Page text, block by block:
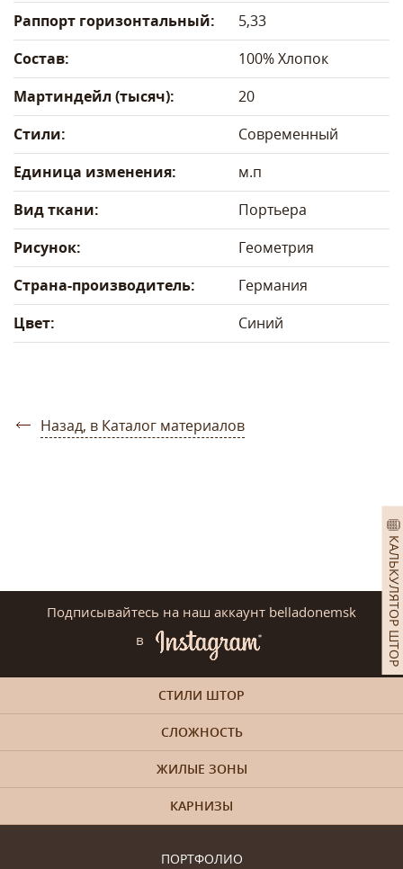
КАЛЬКУЛЯТОР ШТОР
Раппорт горизонтальный:
5,33
Состав:
100% Хлопок
Мартиндейл (тысяч):
20
Стили:
Современный
Единица изменения:
м.п
Вид ткани:
Портьера
Рисунок:
Геометрия
Страна-производитель:
Германия
Цвет:
Синий
Назад, в Каталог материалов
Подписывайтесь на наш аккаунт belladonemsk
в
ПОРТФОЛИО
СТИЛИ ШТОР
СЛОЖНОСТЬ
ЖИЛЫЕ ЗОНЫ
КАРНИЗЫ